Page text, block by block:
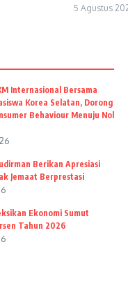
5 Agustus
Internasional Bersama
Korea Selatan, Dorong
Behaviour Menuju Nol
Berikan Apresiasi
Jemaat Berprestasi
Ekonomi Sumut
Tahun 2026